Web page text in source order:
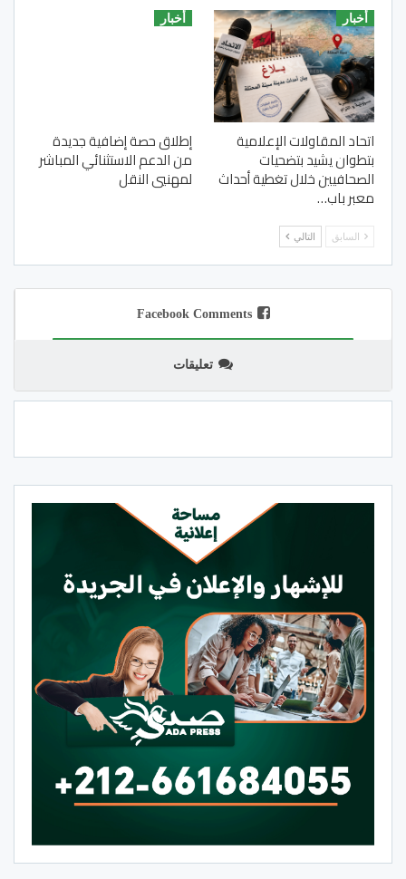
أخبار
اتحاد المقاولات الإعلامية
بتطوان يشيد بتضحيات
الصحافيين خلال تغطية أحداث
معبر باب…
أخبار
إطلاق حصة إضافية جديدة
من الدعم الاستثنائي المباشر
لمهنيي النقل
السابق التالي
Facebook Comments
تعليقات